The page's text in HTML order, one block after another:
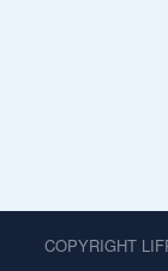
COPYRIGHT